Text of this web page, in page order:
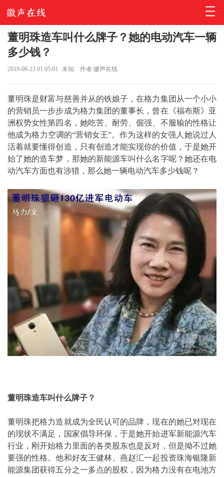
董明珠造车叫什么牌子？她的电动汽车一辆
多少钱？
2019-06-23 01:05:01 未知 作者:徽声在线
董明珠是财富与慈善并从的铁娘子，在格力集团从一个小小
的营销员一步步成为格力集团的董事长，曾在《福布斯》亚
洲权势女性第四名，她吃苦、耐劳、倔强、不服输的性格让
他成为格力空调的“营销女王”。作为这样的女强人她说过人
活着就要懂得创造，只有创造才能实现你的价值，于是她开
始了她的造车梦，那她的新能源车叫什么名字呢？她还在电
动汽车方面也有涉猎，那么她一辆电动汽车多少钱呢？
董明珠造车叫什么牌子？
董明珠把格力造就成为全民认可的品牌，现在的她已对现在
的现状不满足，国家倡导环保，于是她开始进军新能源汽车
行业，刚开始格力里面的各类股东也是反对，但是拗不过她
要强的性格。他和好友王健林、燕赵汇一起投资珠海银隆新
能源集团获得五分之一多点的股权，因为格力没有在电池方